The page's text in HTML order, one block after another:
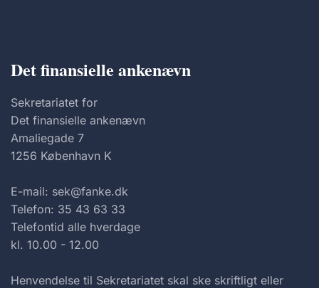
Det finansielle ankenævn
Sekretariatet for
Det finansielle ankenævn
Amaliegade 7
1256 København K
E-mail: sek@fanke.dk
Telefon: 35 43 63 33
Telefontid alle hverdage
kl. 10.00 - 12.00
Henvendelse til Sekretariatet skal ske skriftligt eller